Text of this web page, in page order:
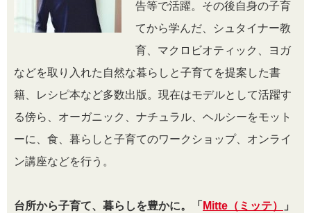
告等で活躍。その後自身の子育
てから学んだ、シュタイナー教
育、マクロビオティック、ヨガ
などを取り入れた自然な暮らしと子育てを提案した書
籍、レシピ本など多数出版。現在はモデルとして活躍す
る傍ら、オーガニック、ナチュラル、ヘルシーをモット
ーに、食、暮らしと子育てのワークショップ、オンライ
ン講座などを行う。
台所から子育て、暮らしを豊かに。「 Mitte（ミッテ）
」